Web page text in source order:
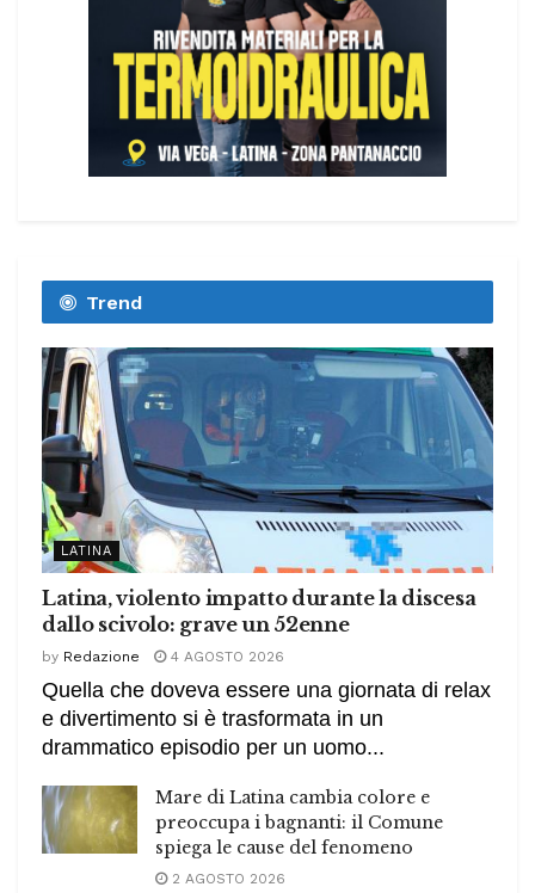
Trend
LATINA
Latina, violento impatto durante la discesa
dallo scivolo: grave un 52enne
by Redazione 4 AGOSTO 2026
Quella che doveva essere una giornata di relax
e divertimento si è trasformata in un
drammatico episodio per un uomo...
Mare di Latina cambia colore e
preoccupa i bagnanti: il Comune
spiega le cause del fenomeno
2 AGOSTO 2026